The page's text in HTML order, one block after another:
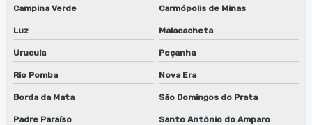
Solvente para limpeza de peças
Solvente para limpeza a seco
Solvente para limpeza de tinta
Campina Verde Carmópolis de Minas
Luz Malacacheta
Urucuia Peçanha
Rio Pomba Nova Era
Borda da Mata São Domingos do Prata
Padre Paraíso Santo Antônio do Amparo